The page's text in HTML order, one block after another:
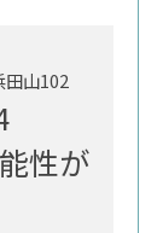
田山102
性が